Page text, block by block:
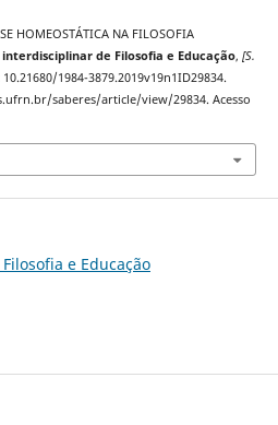
HOMEOSTÁTICA NA FILOSOFIA
interdisciplinar de Filosofia e Educação, [S.
1984-3879.2019v19n1ID29834.
saberes/article/view/29834. Acesso
e Educação